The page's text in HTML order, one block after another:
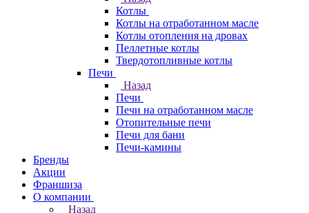
Котлы
Котлы на отработанном масле
Котлы отопления на дровах
Пеллетные котлы
Твердотопливные котлы
Печи
Назад
Печи
Печи на отработанном масле
Отопительные печи
Печи для бани
Печи-камины
Бренды
Акции
Франшиза
О компании
Назад